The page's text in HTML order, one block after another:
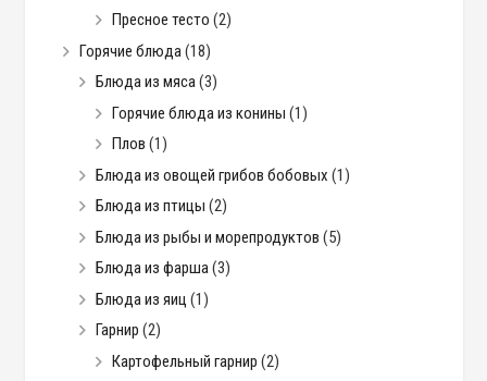
Пресное тесто (2)
Горячие блюда(18)
Блюда из мяса(3)
Горячие блюда из конины (1)
Плов (1)
Блюда из овощей грибов бобовых (1)
Блюда из птицы (2)
Блюда из рыбы и морепродуктов (5)
Блюда из фарша(3)
Блюда из яиц (1)
Гарнир (2)
Картофельный гарнир (2)